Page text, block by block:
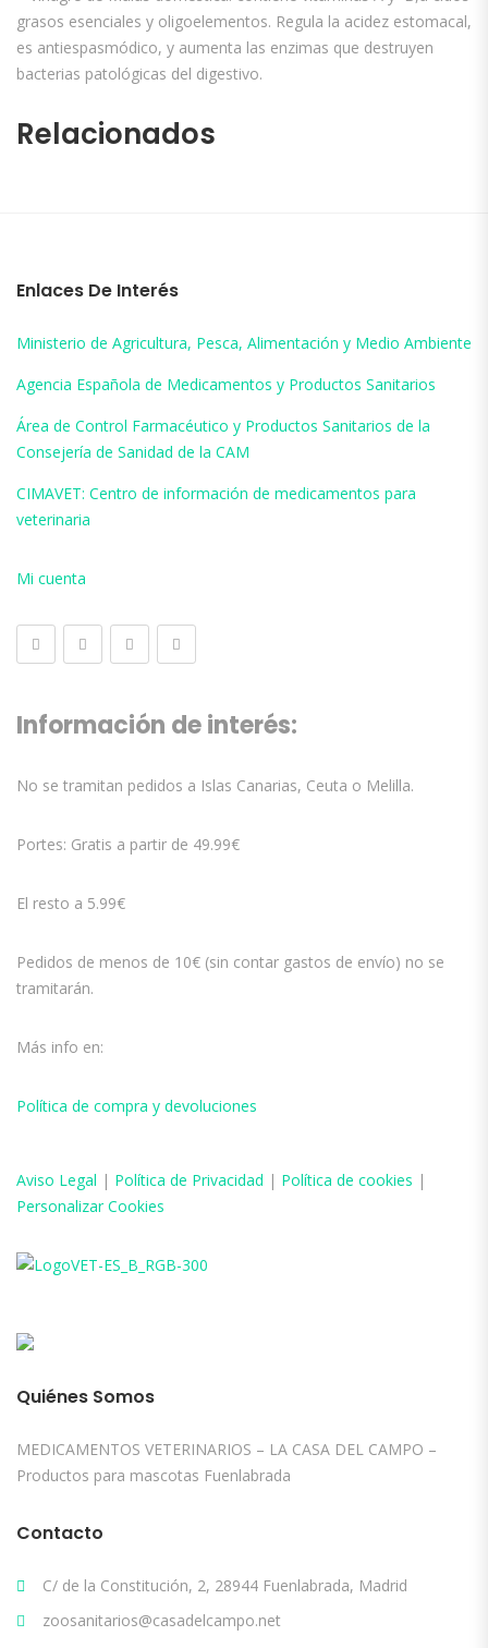
grasos esenciales y oligoelementos. Regula la acidez estomacal,
es antiespasmódico, y aumenta las enzimas que destruyen
bacterias patológicas del digestivo.
Relacionados
Enlaces De Interés
Ministerio de Agricultura, Pesca, Alimentación y Medio Ambiente
Agencia Española de Medicamentos y Productos Sanitarios
Área de Control Farmacéutico y Productos Sanitarios de la
Consejería de Sanidad de la CAM
CIMAVET: Centro de información de medicamentos para
veterinaria
Mi cuenta
Información de interés:
No se tramitan pedidos a Islas Canarias, Ceuta o Melilla.
Portes: Gratis a partir de 49.99€
El resto a 5.99€
Pedidos de menos de 10€ (sin contar gastos de envío) no se
tramitarán.
Más info en:
Política de compra y devoluciones
Aviso Legal | Política de Privacidad | Política de cookies |
Personalizar Cookies
Quiénes Somos
MEDICAMENTOS VETERINARIOS – LA CASA DEL CAMPO –
Productos para mascotas Fuenlabrada
Contacto
C/ de la Constitución, 2, 28944 Fuenlabrada, Madrid
zoosanitarios@casadelcampo.net